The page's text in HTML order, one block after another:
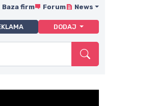
Baza firm Forum News
DODAJ